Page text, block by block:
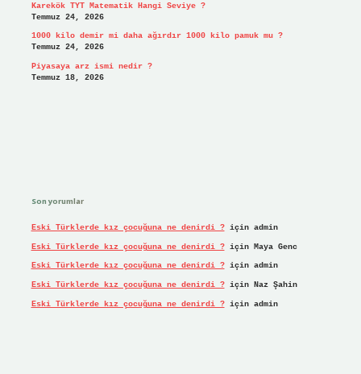
Karekök TYT Matematik Hangi Seviye ?
Temmuz 24, 2026
1000 kilo demir mi daha ağırdır 1000 kilo pamuk mu ?
Temmuz 24, 2026
Piyasaya arz ismi nedir ?
Temmuz 18, 2026
Son yorumlar
Eski Türklerde kız çocuğuna ne denirdi ?için admin
Eski Türklerde kız çocuğuna ne denirdi ?için Maya Genc
Eski Türklerde kız çocuğuna ne denirdi ?için admin
Eski Türklerde kız çocuğuna ne denirdi ?için Naz Şahin
Eski Türklerde kız çocuğuna ne denirdi ?için admin